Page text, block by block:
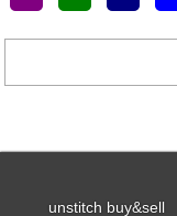
unstitch buy&sell